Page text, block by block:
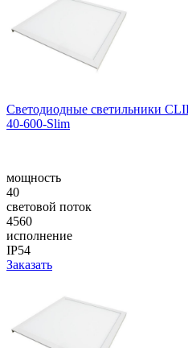
Светодиодные светильники
40-600-Slim
мощность
40
световой поток
4560
исполнение
IP54
Заказать